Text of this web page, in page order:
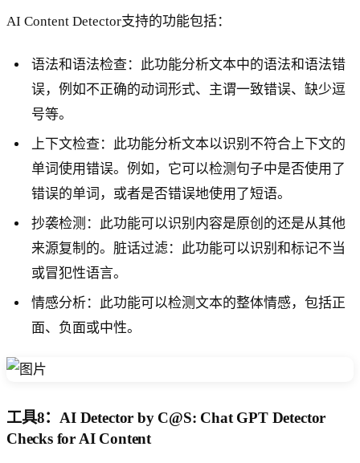
AI Content Detector支持的功能包括：
语法和语法检查：此功能分析文本中的语法和语法错
误，例如不正确的动词形式、主谓一致错误、缺少逗
号等。
上下文检查：此功能分析文本以识别不符合上下文的
单词使用错误。例如，它可以检测句子中是否使用了
错误的单词，或者是否错误地使用了短语。
抄袭检测：此功能可以识别内容是原创的还是从其他
来源复制的。脏话过滤：此功能可以识别和标记不当
或冒犯性语言。
情感分析：此功能可以检测文本的整体情感，包括正
面、负面或中性。
工具8：AI Detector by C@S: Chat GPT Detector
Checks for AI Content